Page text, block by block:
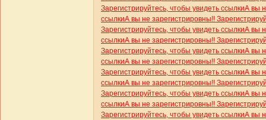
Зарегистрируйтесь, чтобы увидеть ссылкиА вы
ссылкиА вы не зарегистрировны!!
Зарегистрируйтесь, чтобы увидеть ссылкиА вы
ссылкиА вы не зарегистрировны!!
Зарегистрируйтесь, чтобы увидеть ссылкиА вы
ссылкиА вы не зарегистрировны!!
Зарегистрируйтесь, чтобы увидеть ссылкиА вы
ссылкиА вы не зарегистрировны!!
Зарегистрируйтесь, чтобы увидеть ссылкиА вы
ссылкиА вы не зарегистрировны!!
Зарегистрируйтесь, чтобы увидеть ссылкиА вы